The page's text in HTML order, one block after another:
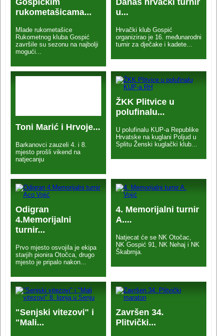
rukometašicama...
Mlade rukometašice
Rukometnog kluba Gospić
završile su sezonu na najbolji
mogući...
u...
Hrvački klub Gospić
organizirao je 16. međunarodni
turnir za dječake i kadete...
Toni Marić i Hrvoje...
Barkanovci zauzeli 4. i 8.
mjesto prošli vikend na
natjecanju
ŽKK Plitvice u
polufinalu...
U polufinalu KUP-a Republike
Hrvatske na kuglani Poljud u
Splitu Ženski kuglački klub...
Odigran
4.Memorijalni
turnir...
Prvo mjesto osvojila je ekipa
starjih pionira Otočca, drugo
mjesto je pripalo nakon...
4. Memorijalni turnir
A....
Natjecat će se NK Otočac,
NK Gospić 91, NK Nehaj i NK
Škabrnja.
"Senjski vitezovi" i
"Mali...
Završen 34.
Plitvički...